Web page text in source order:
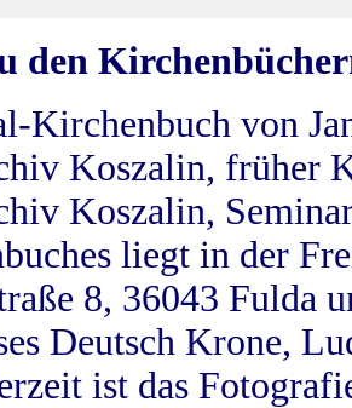
den
Kirchenbuch von
Koszalin, früher
Koszalin,
liegt in der
8, 36043 Fulda
Deutsch Krone,
ist das